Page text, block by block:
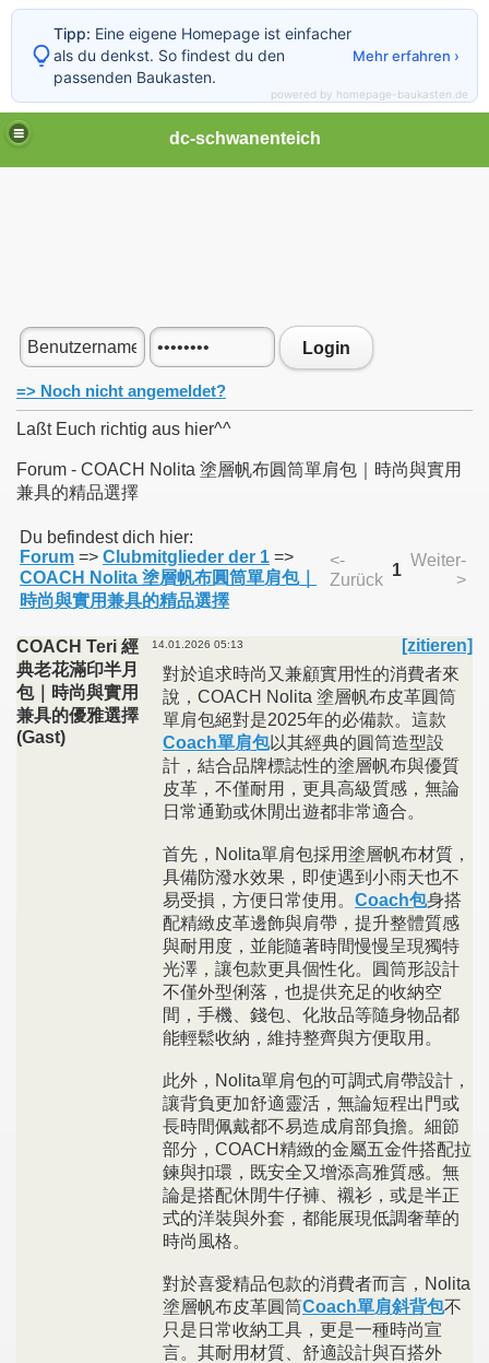
dc-schwanenteich
Login
=> Noch nicht angemeldet?
Laßt Euch richtig aus hier^^
Forum - COACH Nolita 塗層帆布圓筒單肩包｜時尚與實用
兼具的精品選擇
Du befindest dich hier:
Forum => Clubmitglieder der 1 =>
COACH Nolita 塗層帆布圓筒單肩包｜
時尚與實用兼具的精品選擇
<-
Zurück
1
Weiter-
>
COACH Teri 經
典老花滿印半月
包｜時尚與實用
兼具的優雅選擇
(Gast)
14.01.2026 05:13
[zitieren]
對於追求時尚又兼顧實用性的消費者來
說，COACH Nolita 塗層帆布皮革圓筒
單肩包絕對是2025年的必備款。這款
Coach單肩包以其經典的圓筒造型設
計，結合品牌標誌性的塗層帆布與優質
皮革，不僅耐用，更具高級質感，無論
日常通勤或休閒出遊都非常適合。
首先，Nolita單肩包採用塗層帆布材質，
具備防潑水效果，即使遇到小雨天也不
易受損，方便日常使用。 Coach包身搭
配精緻皮革邊飾與肩帶，提升整體質感
與耐用度，並能隨著時間慢慢呈現獨特
光澤，讓包款更具個性化。圓筒形設計
不僅外型俐落，也提供充足的收納空
間，手機、錢包、化妝品等隨身物品都
能輕鬆收納，維持整齊與方便取用。
此外，Nolita單肩包的可調式肩帶設計，
讓背負更加舒適靈活，無論短程出門或
長時間佩戴都不易造成肩部負擔。細節
部分，COACH精緻的金屬五金件搭配拉
鍊與扣環，既安全又增添高雅質感。無
論是搭配休閒牛仔褲、襯衫，或是半正
式的洋裝與外套，都能展現低調奢華的
時尚風格。
對於喜愛精品包款的消費者而言，Nolita
塗層帆布皮革圓筒Coach單肩斜背包不
只是日常收納工具，更是一種時尚宣
言。其耐用材質、舒適設計與百搭外
Tipp: Eine eigene Homepage ist einfacher
als du denkst. So findest du den
passenden Baukasten.
Mehr erfahren ›
powered by homepage-baukasten.de